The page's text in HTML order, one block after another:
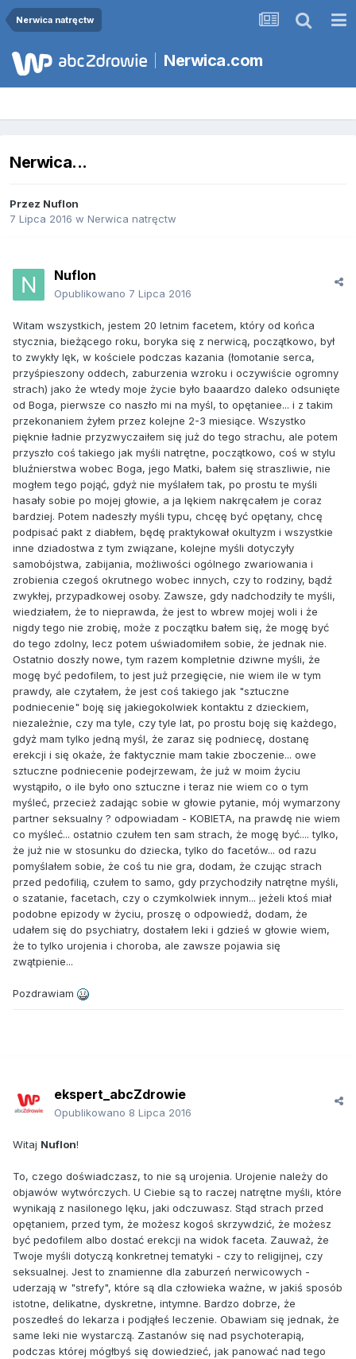
Nerwica natręctw
Nerwica.com
Nerwica...
Przez Nuflon
7 Lipca 2016 w Nerwica natręctw
Nuflon
Opublikowano 7 Lipca 2016
Witam wszystkich, jestem 20 letnim facetem, który od końca
stycznia, bieżącego roku, boryka się z nerwicą, początkowo, był
to zwykły lęk, w kościele podczas kazania (łomotanie serca,
przyśpieszony oddech, zaburzenia wzroku i oczywiście ogromny
strach) jako że wtedy moje życie było baaardzo daleko odsunięte
od Boga, pierwsze co naszło mi na myśl, to opętaniee... i z takim
przekonaniem żyłem przez kolejne 2-3 miesiące. Wszystko
pięknie ładnie przyzwyczaiłem się już do tego strachu, ale potem
przyszło coś takiego jak myśli natrętne, początkowo, coś w stylu
bluźnierstwa wobec Boga, jego Matki, bałem się straszliwie, nie
mogłem tego pojąć, gdyż nie myślałem tak, po prostu te myśli
hasały sobie po mojej głowie, a ja lękiem nakręcałem je coraz
bardziej. Potem nadeszły myśli typu, chcęę być opętany, chcę
podpisać pakt z diabłem, będę praktykował okultyzm i wszystkie
inne dziadostwa z tym związane, kolejne myśli dotyczyły
samobójstwa, zabijania, możliwości ogólnego zwariowania i
zrobienia czegoś okrutnego wobec innych, czy to rodziny, bądź
zwykłej, przypadkowej osoby. Zawsze, gdy nadchodziły te myśli,
wiedziałem, że to nieprawda, że jest to wbrew mojej woli i że
nigdy tego nie zrobię, może z początku bałem się, że mogę być
do tego zdolny, lecz potem uświadomiłem sobie, że jednak nie.
Ostatnio doszły nowe, tym razem kompletnie dziwne myśli, że
mogę być pedofilem, to jest już przegięcie, nie wiem ile w tym
prawdy, ale czytałem, że jest coś takiego jak "sztuczne
podniecenie" boję się jakiegokolwiek kontaktu z dzieckiem,
niezależnie, czy ma tyle, czy tyle lat, po prostu boję się każdego,
gdyż mam tylko jedną myśl, że zaraz się podniecę, dostanę
erekcji i się okaże, że faktycznie mam takie zboczenie... owe
sztuczne podniecenie podejrzewam, że już w moim życiu
wystąpiło, o ile było ono sztuczne i teraz nie wiem co o tym
myśleć, przecież zadając sobie w głowie pytanie, mój wymarzony
partner seksualny ? odpowiadam - KOBIETA, na prawdę nie wiem
co myśleć... ostatnio czułem ten sam strach, że mogę być.... tylko,
że już nie w stosunku do dziecka, tylko do facetów... od razu
pomyślałem sobie, że coś tu nie gra, dodam, że czując strach
przed pedofilią, czułem to samo, gdy przychodziły natrętne myśli,
o szatanie, facetach, czy o czymkolwiek innym... jeżeli ktoś miał
podobne epizody w życiu, proszę o odpowiedź, dodam, że
udałem się do psychiatry, dostałem leki i gdzieś w głowie wiem,
że to tylko urojenia i choroba, ale zawsze pojawia się
zwątpienie...
Pozdrawiam
ekspert_abcZdrowie
Opublikowano 8 Lipca 2016
Witaj Nuflon!
To, czego doświadczasz, to nie są urojenia. Urojenie należy do
objawów wytwórczych. U Ciebie są to raczej natrętne myśli, które
wynikają z nasilonego lęku, jaki odczuwasz. Stąd strach przed
opętaniem, przed tym, że możesz kogoś skrzywdzić, że możesz
być pedofilem albo dostać erekcji na widok faceta. Zauważ, że
Twoje myśli dotyczą konkretnej tematyki - czy to religijnej, czy
seksualnej. Jest to znamienne dla zaburzeń nerwicowych -
uderzają w "strefy", które są dla człowieka ważne, w jakiś sposób
istotne, delikatne, dyskretne, intymne. Bardzo dobrze, że
poszedłeś do lekarza i podjąłeś leczenie. Obawiam się jednak, że
same leki nie wystarczą. Zastanów się nad psychoterapią,
podczas której mógłbyś się dowiedzieć, jak panować nad tego